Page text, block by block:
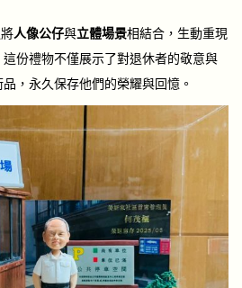
人像公仔與立體場景相結合，生動重現
份禮物不僅展示了對退休者的敬意與
，永久保存他們的榮耀與回憶。